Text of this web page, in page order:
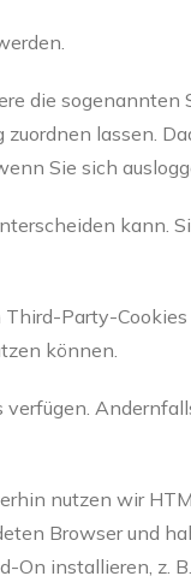
die sogenannten
lassen.
Sie sich
kann.
Party-Cookies
können.
nutzen wir
Browser und
installieren, z.